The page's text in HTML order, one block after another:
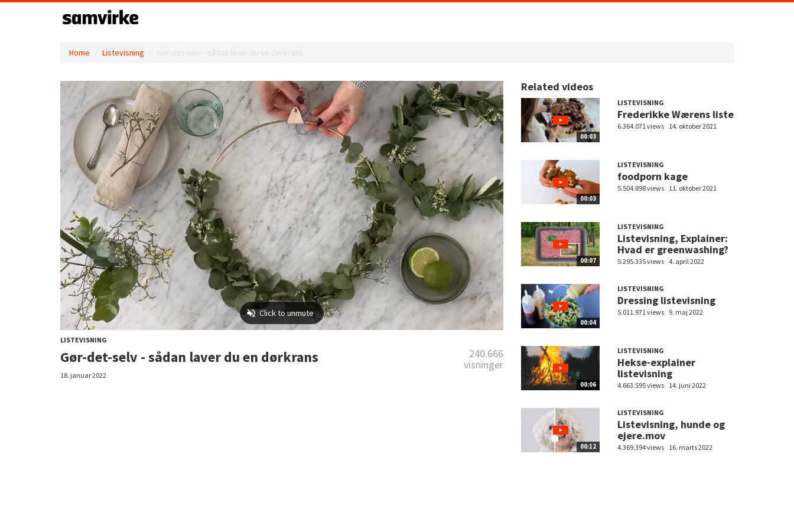
Home Listevisning Gør-det-selv - sådan laver du en dørkrans
LISTEVISNING
Gør-det-selv - sådan laver du en dørkrans
240.666
visninger
18. januar 2022
Related videos
00:03
LISTEVISNING
Frederikke Wærens liste
6.364.071 views 14. oktober 2021
00:03
LISTEVISNING
foodporn kage
5.504.898 views 11. oktober 2021
00:07
LISTEVISNING
Listevisning, Explainer:
Hvad er greenwashing?
5.295.335 views 4. april 2022
00:04
LISTEVISNING
Dressing listevisning
5.011.971 views 9. maj 2022
00:06
LISTEVISNING
Hekse-explainer
listevisning
4.663.595 views 14. juni 2022
00:12
LISTEVISNING
Listevisning, hunde og
ejere.mov
4.369.394 views 16. marts 2022